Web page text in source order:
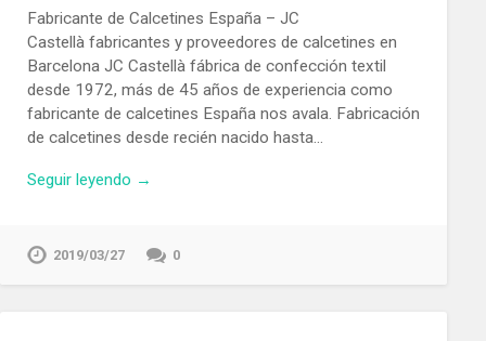
Fabricante de Calcetines España – JC
Castellà fabricantes y proveedores de calcetines en
Barcelona JC Castellà fábrica de confección textil
desde 1972, más de 45 años de experiencia como
fabricante de calcetines España nos avala. Fabricación
de calcetines desde recién nacido hasta…
Seguir leyendo →
2019/03/27 0